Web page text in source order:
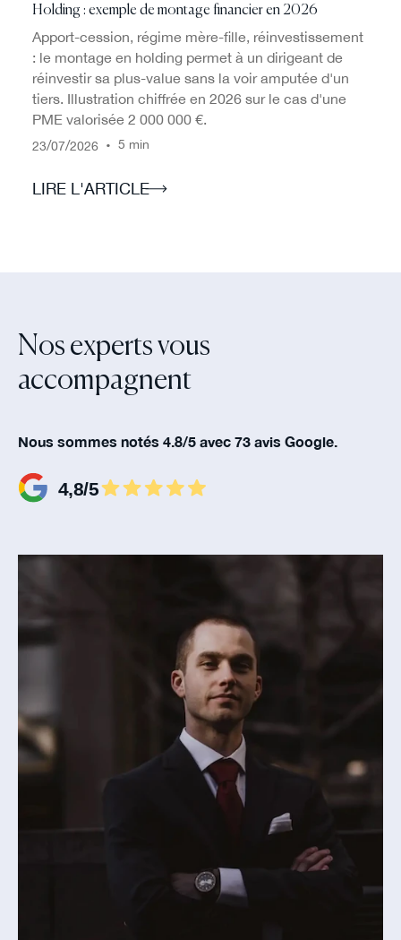
Holding : exemple de montage financier en 2026
Apport-cession, régime mère-fille, réinvestissement
: le montage en holding permet à un dirigeant de
réinvestir sa plus-value sans la voir amputée d'un
tiers. Illustration chiffrée en 2026 sur le cas d'une
PME valorisée 2 000 000 €.
23/07/2026 • 5 min
LIRE L'ARTICLE
Nos experts vous
accompagnent‍
Nous sommes notés 4.8/5 avec 73 avis Google.